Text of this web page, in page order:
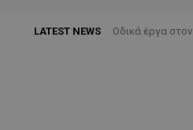
LATEST NEWS Οδικά έργα